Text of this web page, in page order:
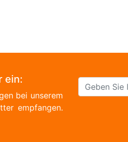
ein:
bei unserem
empfangen.